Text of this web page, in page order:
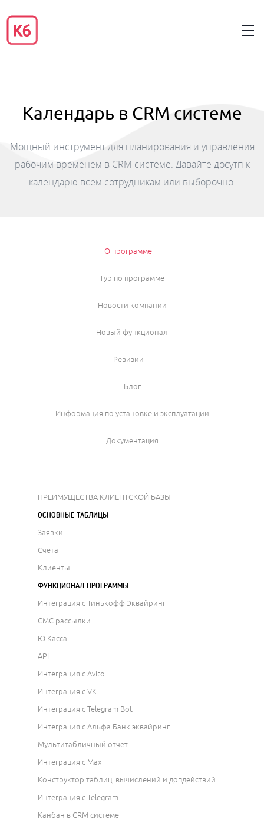
Календарь в CRM системе
Мощный инструмент для планирования и управления
рабочим временем в CRM системе. Давайте досутп к
календарю всем сотрудникам или выборочно.
О программе
Тур по программе
Новости компании
Новый функционал
Ревизии
Блог
Информация по установке и эксплуатации
Документация
ПРЕИМУЩЕСТВА КЛИЕНТСКОЙ БАЗЫ
ОСНОВНЫЕ ТАБЛИЦЫ
Заявки
Счета
Клиенты
ФУНКЦИОНАЛ ПРОГРАММЫ
Интеграция с Тинькофф Эквайринг
СМС рассылки
Ю.Касса
API
Интеграция с Avito
Интеграция с VK
Интеграция с Telegram Bot
Интеграция с Альфа Банк эквайринг
Мультитабличный отчет
Интеграция с Max
Конструктор таблиц, вычислений и допдействий
Интеграция с Telegram
Канбан в CRM системе